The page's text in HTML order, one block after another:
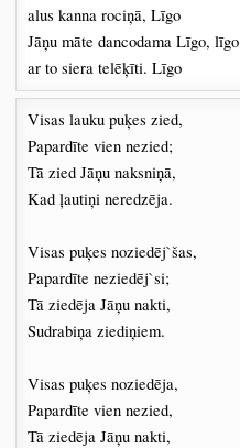
alus kanna rociņā, Līgo
Jāņu māte dancodama Līgo, līgo
ar to siera telēķīti. Līgo
Visas lauku puķes zied,
Papardīte vien nezied;
Tā zied Jāņu naksniņā,
Kad ļautiņi neredzēja.
Visas puķes noziedēj`šas,
Papardīte neziedēj`si;
Tā ziedēja Jāņu nakti,
Sudrabiņa ziediņiem.
Visas puķes noziedēja,
Papardīte vien nezied,
Tā ziedēja Jāņu nakti,